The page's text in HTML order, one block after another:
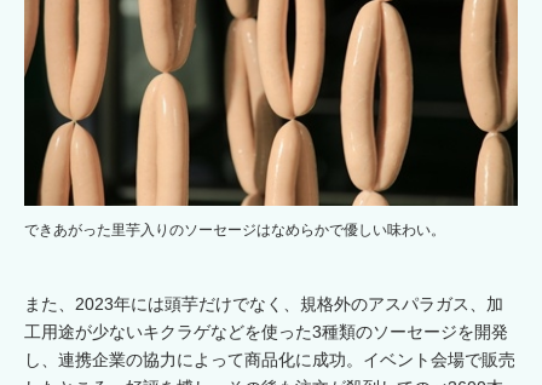
できあがった里芋入りのソーセージはなめらかで優しい味わい。
また、2023年には頭芋だけでなく、規格外のアスパラガス、加
工用途が少ないキクラゲなどを使った3種類のソーセージを開発
し、連携企業の協力によって商品化に成功。イベント会場で販売